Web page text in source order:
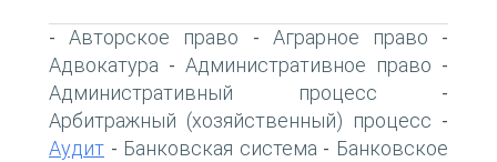
-Авторское право - Аграрное право -
Адвокатура - Административное право -
Административный процесс -
Арбитражный (хозяйственный) процесс -
Аудит - Банковская система - Банковское